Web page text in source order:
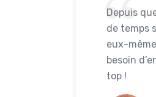
Depuis
de temps
eux-
besoin
top !